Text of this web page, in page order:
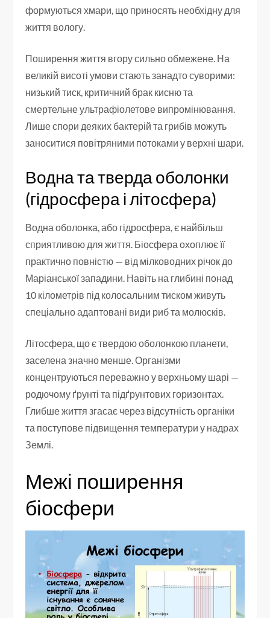
формуються хмари, що приносять необхідну для
життя вологу.
Поширення життя вгору сильно обмежене. На
великій висоті умови стають занадто суворими:
низький тиск, критичний брак кисню та
смертельне ультрафіолетове випромінювання.
Лише спори деяких бактерій та грибів можуть
заноситися повітряними потоками у верхні шари.
Водна та тверда оболонки
(гідросфера і літосфера)
Водна оболонка, або гідросфера, є найбільш
сприятливою для життя. Біосфера охоплює її
практично повністю — від мілководних річок до
Маріанської западини. Навіть на глибині понад
10 кілометрів під колосальним тиском живуть
спеціально адаптовані види риб та молюсків.
Літосфера, що є твердою оболонкою планети,
заселена значно менше. Організми
концентруються переважно у верхньому шарі —
родючому ґрунті та підґрунтових горизонтах.
Глибше життя згасає через відсутність органіки
та поступове підвищення температури у надрах
Землі.
Межі поширення
біосфери